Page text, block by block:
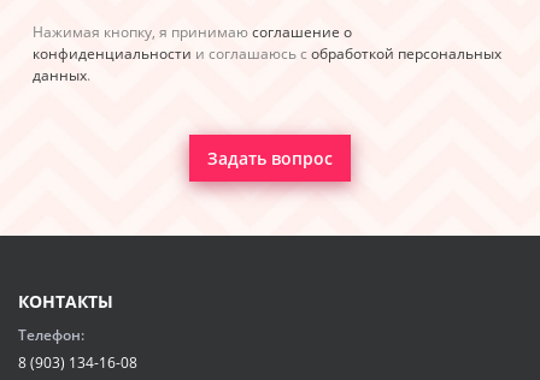
Нажимая кнопку, я принимаюсоглашение о
конфиденциальности и соглашаюсь с обработкой персональных
данных.
Задать вопрос
КОНТАКТЫ
Телефон:
8 (903) 134-16-08